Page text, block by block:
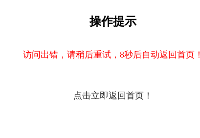
操作提示
访问出错，请稍后重试，8秒后自动返回首页！
点击立即返回首页！